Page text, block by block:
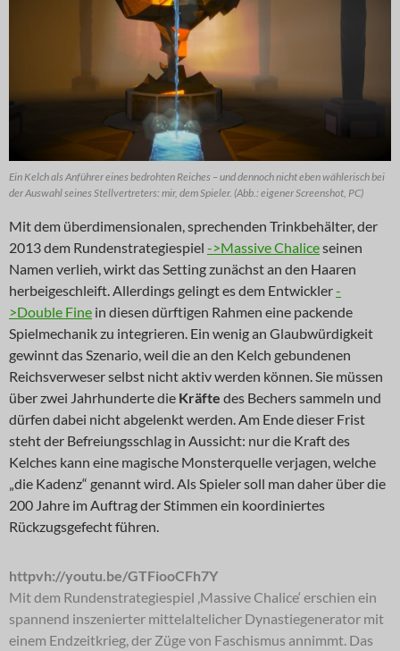
Ein Kelch als Anführer eines bedrohten Reiches – und dennoch nicht eben wählerisch bei
der Auswahl seines Stellvertreters: mir, dem Spieler. (Abb.: eigener Screenshot, PC)
Mit dem überdimensionalen, sprechenden Trinkbehälter, der
2013 dem Rundenstrategiespiel ->Massive Chaliceseinen
Namen verlieh, wirkt das Setting zunächst an den Haaren
herbeigeschleift. Allerdings gelingt es dem Entwickler-
>Double Fine in diesen dürftigen Rahmen eine packende
Spielmechanik zu integrieren. Ein wenig an Glaubwürdigkeit
gewinnt das Szenario, weil die an den Kelch gebundenen
Reichsverweser selbst nicht aktiv werden können. Sie müssen
über zwei Jahrhunderte die Kräfte des Bechers sammeln und
dürfen dabei nicht abgelenkt werden. Am Ende dieser Frist
steht der Befreiungsschlag in Aussicht: nur die Kraft des
Kelches kann eine magische Monsterquelle verjagen, welche
„die Kadenz“ genannt wird. Als Spieler soll man daher über die
200 Jahre im Auftrag der Stimmen ein koordiniertes
Rückzugsgefecht führen.
httpvh://youtu.be/GTFiooCFh7Y
Mit dem Rundenstrategiespiel ‚Massive Chalice‘ erschien ein
spannend inszenierter mittelaltelicher Dynastiegenerator mit
einem Endzeitkrieg, der Züge von Faschismus annimmt. Das